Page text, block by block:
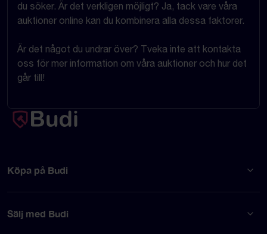
du söker. Är det verkligen möjligt? Ja, tack vare våra
auktioner online kan du kombinera alla dessa faktorer.
Är det något du undrar över? Tveka inte att kontakta
oss för mer information om våra auktioner och hur det
går till!
Köpa på Budi
Sälj med Budi